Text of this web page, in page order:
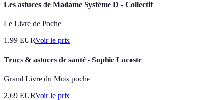
Les astuces de Madame Système D - Collectif
Le Livre de Poche
1.99 EURVoir le prix
Trucs & astuces de santé - Sophie Lacoste
Grand Livre du Mois poche
2.69 EURVoir le prix